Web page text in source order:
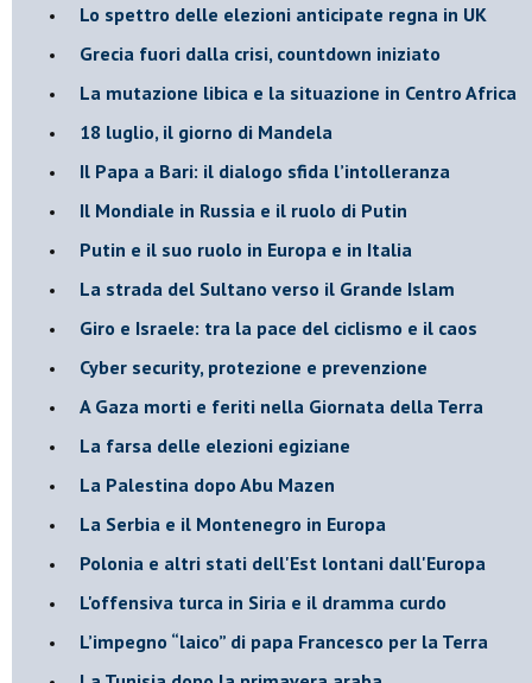
Lo spettro delle elezioni anticipate regna in UK
Grecia fuori dalla crisi, countdown iniziato
La mutazione libica e la situazione in Centro Africa
18 luglio, il giorno di Mandela
Il Papa a Bari: il dialogo sfida l’intolleranza
Il Mondiale in Russia e il ruolo di Putin
Putin e il suo ruolo in Europa e in Italia
La strada del Sultano verso il Grande Islam
Giro e Israele: tra la pace del ciclismo e il caos
Cyber security, protezione e prevenzione
A Gaza morti e feriti nella Giornata della Terra
La farsa delle elezioni egiziane
La Palestina dopo Abu Mazen
La Serbia e il Montenegro in Europa
Polonia e altri stati dell'Est lontani dall'Europa
L'offensiva turca in Siria e il dramma curdo
L’impegno “laico” di papa Francesco per la Terra